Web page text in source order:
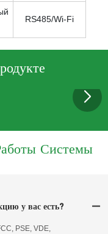
RS485/Wi-Fi
Системы
у вас есть?
PSE, VDE,